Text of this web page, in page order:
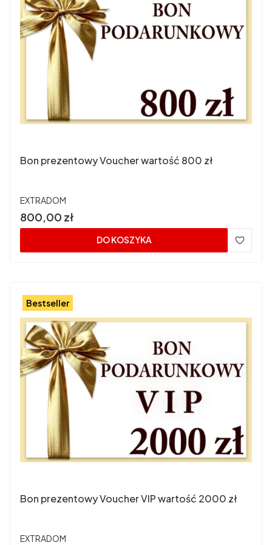
Bon prezentowy Voucher wartość 800 zł
PRODUCENT
EXTRADOM
Cena
800,00 zł
DO KOSZYKA
Bestseller
Bon prezentowy Voucher VIP wartość 2000 zł
PRODUCENT
EXTRADOM